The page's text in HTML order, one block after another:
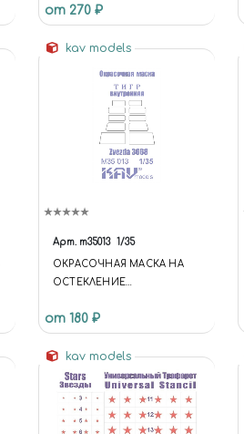
от 270 ₽
kav models
Арт. m35013 1/35
ОКРАСОЧНАЯ МАСКА НА
ОСТЕКЛЕНИЕ
ВНУТРЕННЯЯ, ЗВЕЗДА.
от 180 ₽
kav models